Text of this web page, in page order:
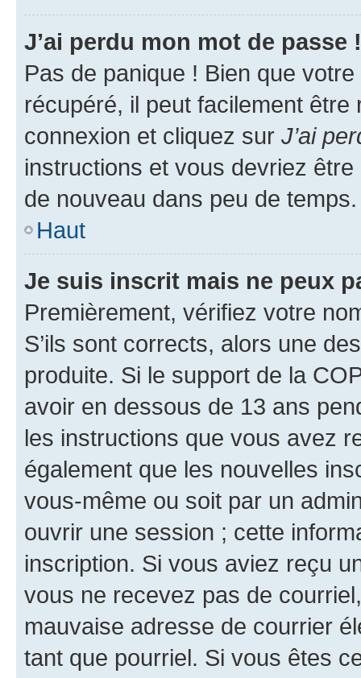
J’ai perdu mon mot de passe !
Pas de panique ! Bien que
récupéré, il peut facilement
connexion et cliquez sur J’ai
instructions et vous devriez
de nouveau dans peu de temps.
Haut
Je suis inscrit mais ne peux
Premièrement, vérifiez votre
S’ils sont corrects, alors une
produite. Si le support de la
avoir en dessous de 13 ans
les instructions que vous avez
également que les nouvelles
vous-même ou soit par un
ouvrir une session ; cette
inscription. Si vous aviez reçu
vous ne recevez pas de
mauvaise adresse de courrier
tant que pourriel. Si vous êtes